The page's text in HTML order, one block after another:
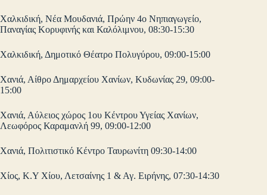
Χαλκιδική, Νέα Μουδανιά, Πρώην 4ο Νηπιαγωγείο,
Παναγίας Κορυφινής και Καλόλιμνου, 08:30-15:30
Χαλκιδική, Δημοτικό Θέατρο Πολυγύρου, 09:00-15:00
Χανιά, Αίθρο Δημαρχείου Χανίων, Κυδωνίας 29, 09:00-
15:00
Χανιά, Αύλειος χώρος 1ου Κέντρου Υγείας Χανίων,
Λεωφόρος Καραμανλή 99, 09:00-12:00
Χανιά, Πολιτιστικό Κέντρο Ταυρωνίτη 09:30-14:00
Χίος, Κ.Υ Χίου, Λετσαίνης 1 & Αγ. Ειρήνης, 07:30-14:30